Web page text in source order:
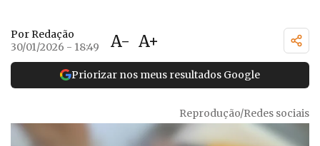
Por Redação
30/01/2026 - 18:49
A- A+
Priorizar nos meus resultados Google
Reprodução/Redes sociais